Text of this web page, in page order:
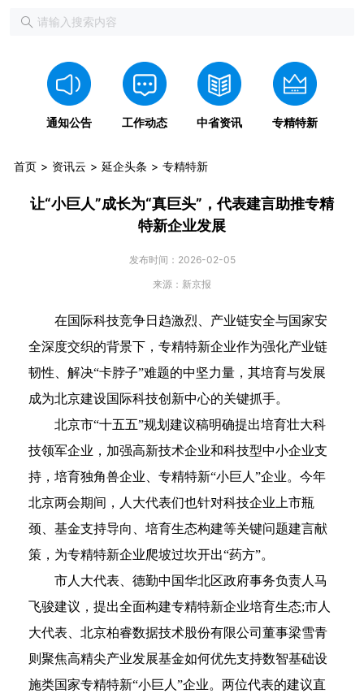
通知公告 工作动态 中省资讯 专精特新
首页 资讯云 延企头条 专精特新
让“小巨人”成长为“真巨头”，代表建言助推专精
特新企业发展
发布时间：2026-02-05
来源：新京报
在国际科技竞争日趋激烈、产业链安全与国家安
全深度交织的背景下，专精特新企业作为强化产业链
韧性、解决“卡脖子”难题的中坚力量，其培育与发展
成为北京建设国际科技创新中心的关键抓手。
北京市“十五五”规划建议稿明确提出培育壮大科
技领军企业，加强高新技术企业和科技型中小企业支
持，培育独角兽企业、专精特新“小巨人”企业。今年
北京两会期间，人大代表们也针对科技企业上市瓶
颈、基金支持导向、培育生态构建等关键问题建言献
策，为专精特新企业爬坡过坎开出“药方”。
市人大代表、德勤中国华北区政府事务负责人马
飞骏建议，提出全面构建专精特新企业培育生态;市人
大代表、北京柏睿数据技术股份有限公司董事梁雪青
则聚焦高精尖产业发展基金如何优先支持数智基础设
施类国家专精特新“小巨人”企业。两位代表的建议直